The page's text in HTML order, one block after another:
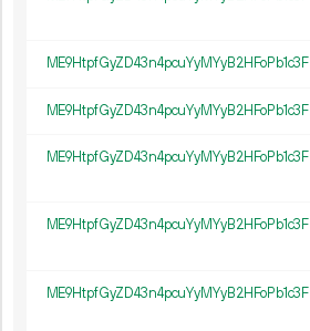
ME9HtpfGyZD43n4pcuYyMYyB2HFoPb1c3F
ME9HtpfGyZD43n4pcuYyMYyB2HFoPb1c3F
ME9HtpfGyZD43n4pcuYyMYyB2HFoPb1c3F
ME9HtpfGyZD43n4pcuYyMYyB2HFoPb1c3F
ME9HtpfGyZD43n4pcuYyMYyB2HFoPb1c3F